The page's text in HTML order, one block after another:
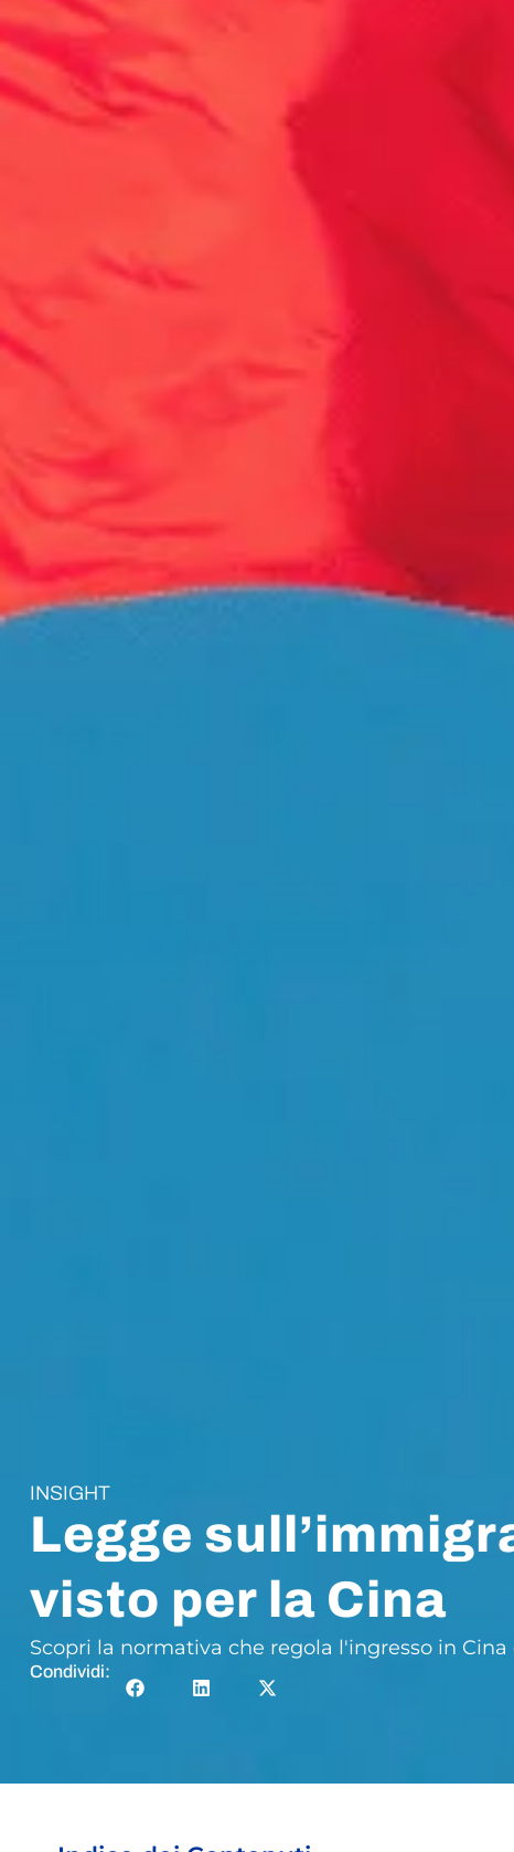
INSIGHT
Legge
visto per la Cina
Scopri la normativa che regola l'ingresso in
Condividi: